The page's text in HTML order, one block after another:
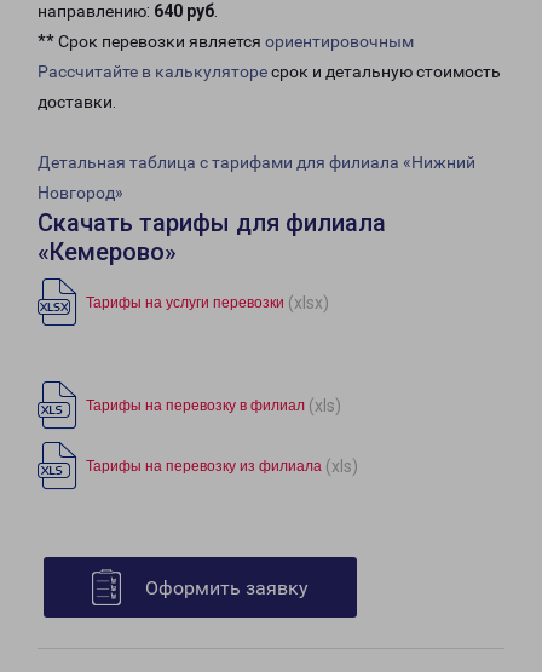
направлению: 640 руб.
** Срок перевозки является ориентировочным
Рассчитайте в калькуляторесрок и детальную стоимость
доставки.
Детальная таблица с тарифами для филиала «Нижний
Новгород»
Скачать тарифы для филиала
«Кемерово»
Тарифы на услуги перевозки (xlsx)
Тарифы на перевозку в филиал (xls)
Тарифы на перевозку из филиала (xls)
Оформить заявку